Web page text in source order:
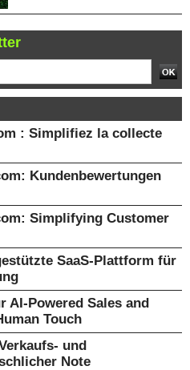
: Simplifiez la collecte
Kundenbewertungen
Simplifying Customer
SaaS-Plattform für
AI-Powered Sales and
Touch
und
Note